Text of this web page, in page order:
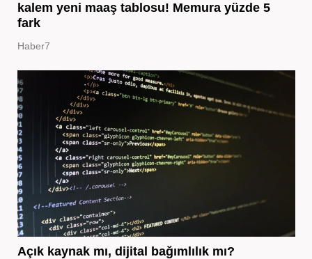
kalem yeni maaş tablosu! Memura yüzde 5
fark
Haber7
Açık kaynak mı, dijital bağımlılık mı?